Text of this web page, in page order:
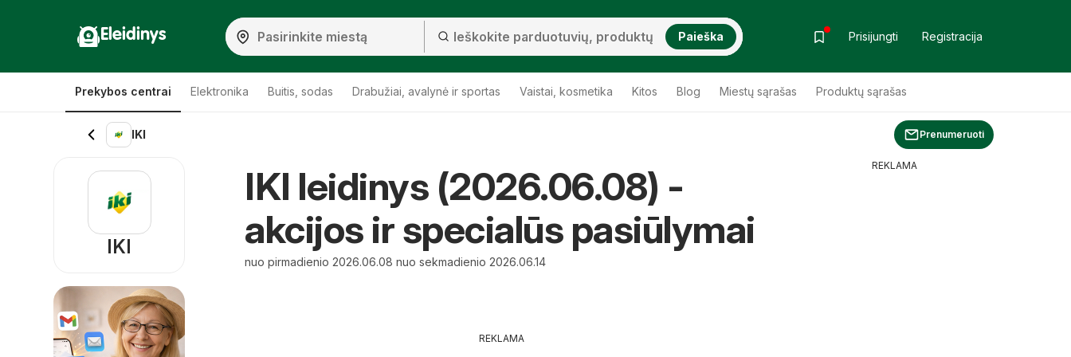
Eleidinys Paieška Prisijungti Registracija
Prekybos centrai Elektronika Buitis, sodas Drabužiai, avalynė ir sportas Vaistai, kosmetika Kitos Blog Miestų sąrašas Produktų sąrašas
IKI Prenumeruoti
IKI leidinys (2026.06.08) -
akcijos ir specialūs pasiūlymai
nuo pirmadienio 2026.06.08 nuo sekmadienio 2026.06.14
REKLAMA
IKI
REKLAMA